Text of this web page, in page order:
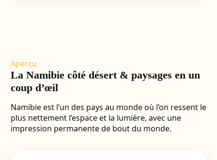
Aperçu
La Namibie côté désert & paysages en un
coup d’œil
Namibie est l’un des pays au monde où l’on ressent le
plus nettement l’espace et la lumière, avec une
impression permanente de bout du monde.